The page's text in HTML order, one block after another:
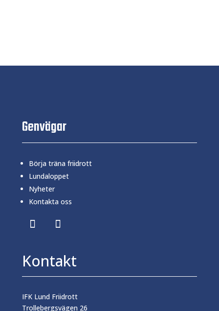
Genvägar
Börja träna friidrott
Lundaloppet
Nyheter
Kontakta oss
Kontakt
IFK Lund Friidrott
Trollebergsvägen 26